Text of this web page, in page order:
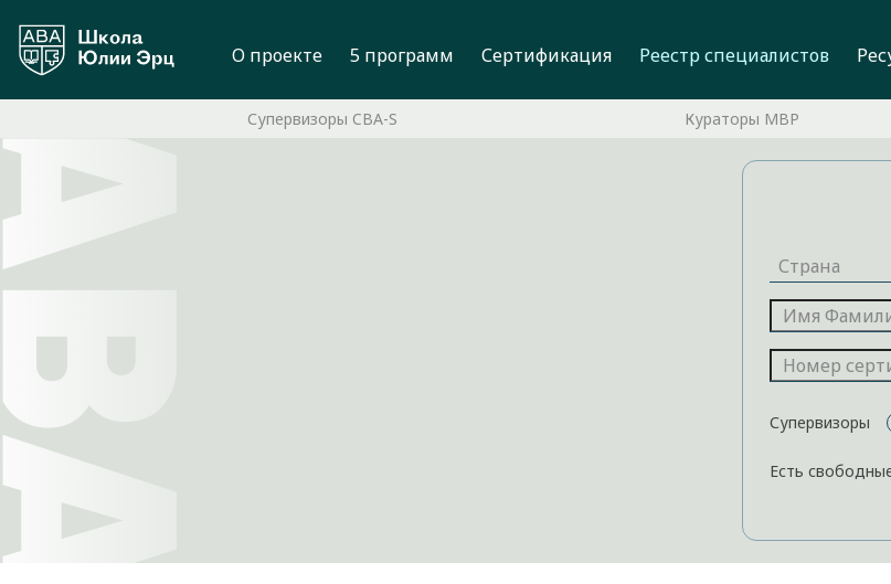
О проекте 5 программ Сертификация Реестр специалистов
Супервизоры CBA-S Кураторы MBP
Супервизоры
Есть